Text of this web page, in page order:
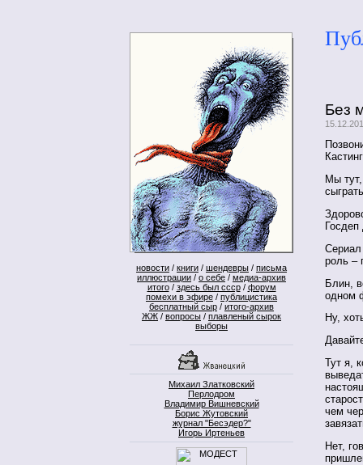
новости / книги / шендевры / письма
иллюстрации / о себе / медиа-архив
итого/ здесь был ссср/ форум
помехи в эфире / публицистика
бесплатный сыр / итого-архив
ЖЖ / вопросы / плавленый сырок
выборы
Михаил Златковский
Перлодром
Владимир Вишневский
Борис Жутовский
журнал "Бесэдер?"
Игорь Иртеньев
Без
Мы
Сериал
роль –
Блин,
одном
Ну,
Тут я,
чем
Нет,